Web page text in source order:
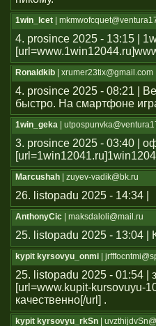
1win_lcet |
4. prosince 2025 - 13:15 |
Ronaldkib | xrumer23tix@gmail.com
4. prosince 2025 - 08:21 |
быстро. На смартфоне
1win_geka |
3. prosince 2025 - 03:40 |
Marcushah | zuyev-vadik@bk.ru
26. listopadu 2025 - 14:34 |
AnthonyCic | maksdaloli@mail.ru
25. listopadu 2025 - 13:04
kypit kyrsovyu_onmi |
25. listopadu 2025 - 01:54 |
[url=www.kupit-kursovuyu-
качественно[/url] .
kypit kyrsovyu_rkSn |